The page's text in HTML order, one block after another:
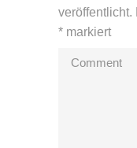
veröffentlicht.
* markiert